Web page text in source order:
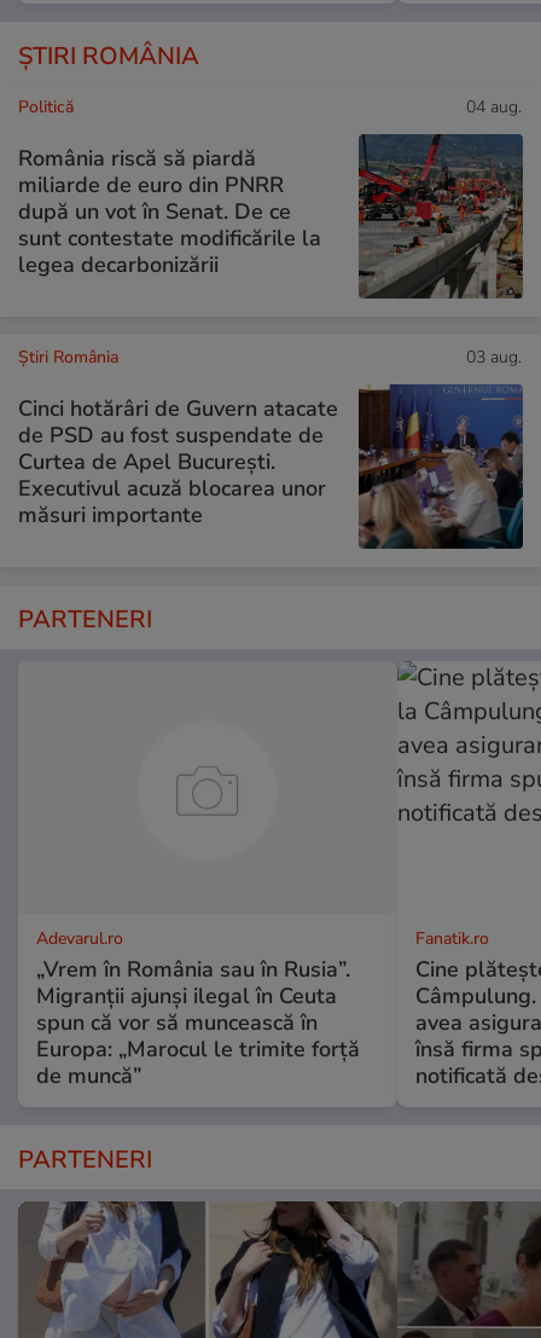
ȘTIRI ROMÂNIA
Politică 04 aug.
România riscă să piardă
miliarde de euro din PNRR
după un vot în Senat. De ce
sunt contestate modificările la
legea decarbonizării
Știri România 03 aug.
Cinci hotărâri de Guvern atacate
de PSD au fost suspendate de
Curtea de Apel București.
Executivul acuză blocarea unor
măsuri importante
PARTENERI
Adevarul.ro
„Vrem în România sau în Rusia”.
Migranții ajunși ilegal în Ceuta
spun că vor să muncească în
Europa: „Marocul le trimite forță
de muncă”
Fanatik.ro
Cine
avea
însă firma
notificată
PARTENERI